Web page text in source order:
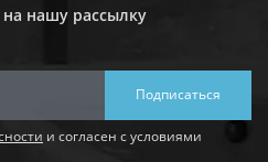
нашу рассылку
Подписаться
и согласен с условиями